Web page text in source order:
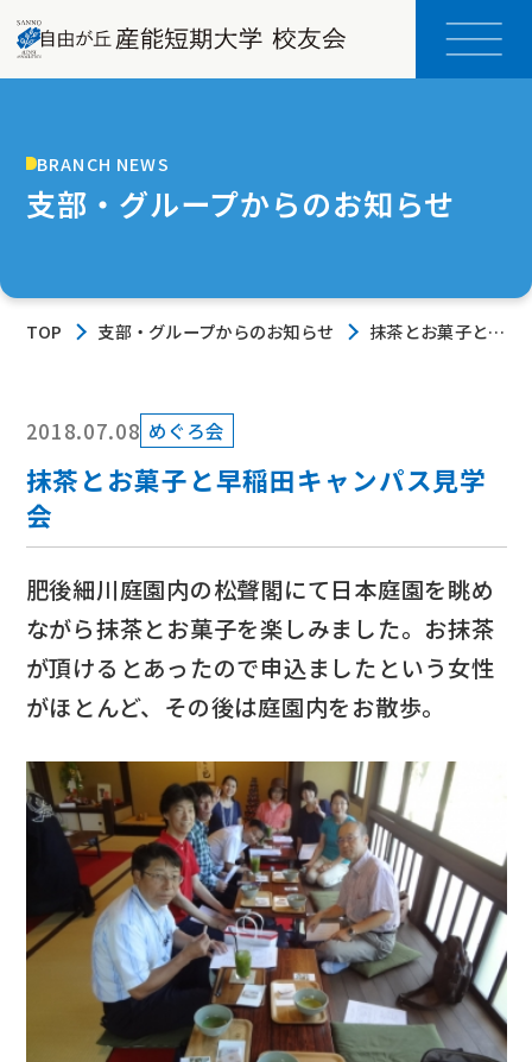
BRANCH NEWS
支部・グループからのお知らせ
TOP 支部・グループからのお知らせ
抹茶とお菓子と早
2018.07.08 めぐろ会
抹茶とお菓子と早稲田キャンパス見学
会
肥後細川庭園内の松聲閣にて日本庭園を眺め
ながら抹茶とお菓子を楽しみました。お抹茶
が頂けるとあったので申込ましたという女性
がほとんど、その後は庭園内をお散歩。